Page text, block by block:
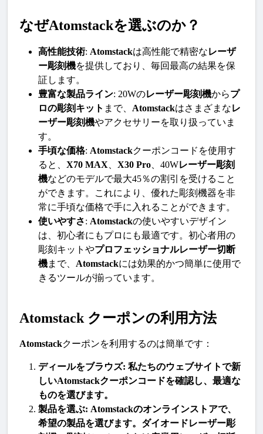
なぜAtomstackを選ぶのか？
高性能技術: Atomstackは高性能で精密なレーザ
ー彫刻機を提供しており、毎回最高の結果を保
証します。
豊富な製品ライン: 20Wのレーザー彫刻機からプ
ロの彫刻キット まで、 Atomstackはさまざまなレ
ーザー彫刻機やアクセサリーを取り扱っていま
す。
手頃な価格: Atomstackクーポンコードを使用す
ると、 X70 MAX X30 Pro 、40Wレーザー彫刻
機などのモデルで最大45％の割引を受けること
ができます。これにより、優れた彫刻機器を非
常に手頃な価格で手に入れることができます。
使いやすさ: Atomstackの使いやすいデザイン
は、初心者にもプロにも最適です。初心者用の
彫刻キットやプロフェッショナルレーザー切断
機まで、 Atomstackには効果的かつ簡単に使用で
きるツールが揃っています。
Atomstack クーポンの利用方法
Atomstackクーポンを利用するのは簡単です：
ディールをブラウズ: 私たちのウェブサイトで新
しいAtomstackクーポンコードを確認し、最適な
ものを選びます。
製品を選ぶ: Atomstackのオンラインストアで、
希望の製品を選びます。 ダイオードレーザー彫